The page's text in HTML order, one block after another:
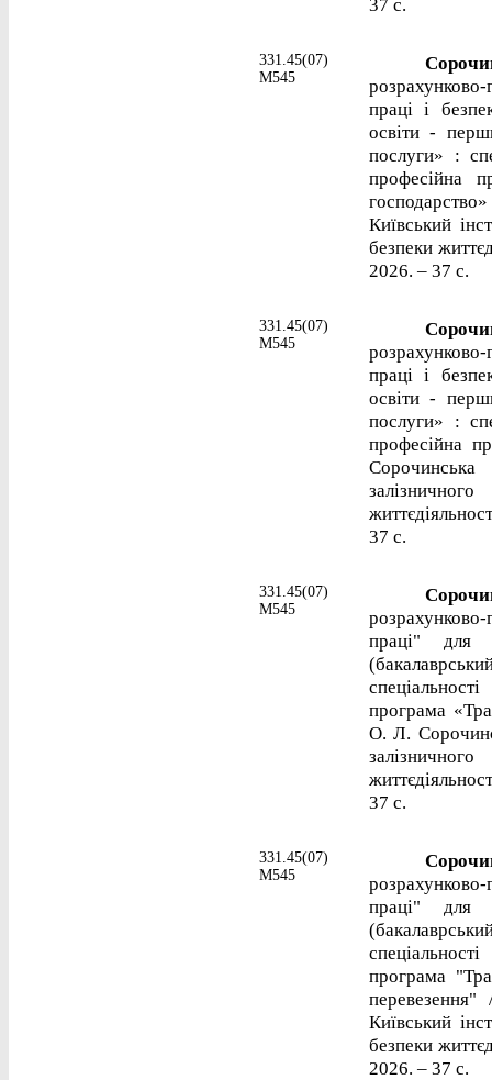
331.45(07)
М545
праці і
освіти -
послуги» :
професійна
Київський
безпеки
2026. – 37 с.
331.45(07)
М545
праці і
освіти -
послуги» :
професійна
Сорочинська
37 с.
331.45(07)
М545
праці" для
програма
О. Л.
37 с.
331.45(07)
М545
праці" для
програма
Київський
безпеки
2026. – 37 с.